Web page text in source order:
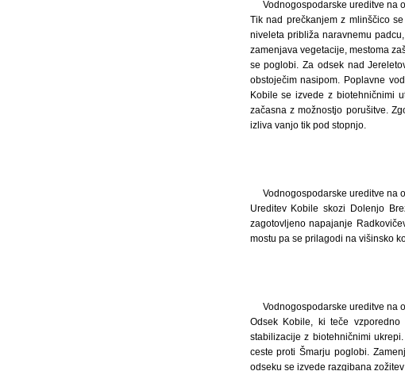
Vodnogospodarske ureditve na
Tik nad prečkanjem z mlinščico
niveleta približa naravnemu
zamenjava vegetacije, mestoma
se poglobi. Za odsek nad
obstoječim nasipom. Poplavne
Kobile se izvede z biotehničnimi
začasna z možnostjo porušitve.
izliva vanjo tik pod stopnjo.
Vodnogospodarske ureditve na
Ureditev Kobile skozi Dolenjo
zagotovljeno napajanje
mostu pa se prilagodi na višinsko
Vodnogospodarske ureditve na
Odsek Kobile, ki teče
stabilizacije z biotehničnimi
ceste proti Šmarju poglobi.
odseku se izvede razgibana